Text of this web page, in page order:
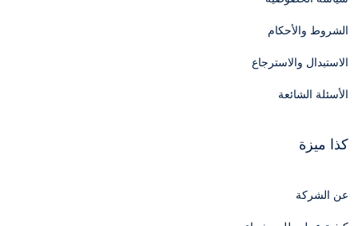
الشروط والأحكام
الاستبدال والاسترجاع
الأسئلة الشائعة
كذا ميزة
عن الشركة